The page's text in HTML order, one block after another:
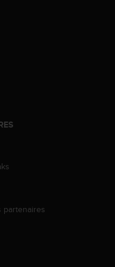
partenaires